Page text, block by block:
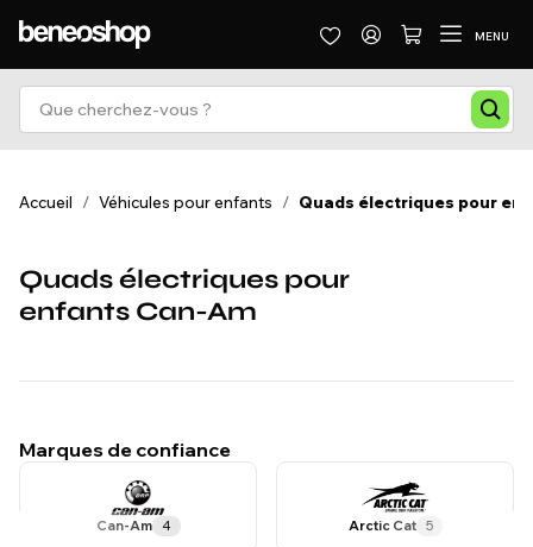
MENU
Accueil / Véhicules pour enfants / Quads électriques pour
Quads électriques pour
enfants Can-Am
Marques de confiance
Can-Am 4 Arctic Cat 5